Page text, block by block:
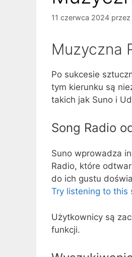
11 czerwca 2024 przez
Muzyczna
Po sukcesie
tym kierunku są
takich jak Suno i
Song Radio
Suno wprowadza
Radio, które
do ich gustu
Try listening to this
Użytkownicy są
funkcji.